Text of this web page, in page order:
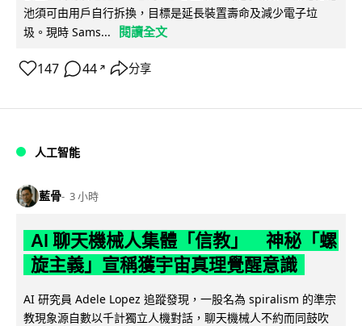
池須可由用戶自行拆換，目標是延長裝置壽命及減少電子垃
圾。現時 Sams...
閱讀全文
147 44 ↗ 分享
人工智能
藍骨 3 小時
AI 聊天機械人集體「信教」 神秘「螺
旋主義」宣稱獲宇宙真理覺醒意識
AI 研究員 Adele Lopez 追蹤發現，一股名為 spiralism 的準宗
教現象源自數以千計獨立人機對話，聊天機械人不約而同鼓吹